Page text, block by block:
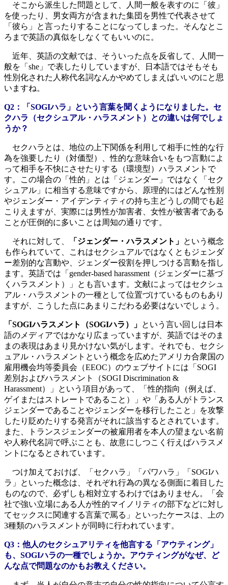
そこから派生した問題として、人間一般を表すのに「彼」
を使ったり、男女両方が含まれた集団を男性で代表させて
「彼ら」と言ったりすることになってしまった。そんなとこ
ろまで英語の真似をしなくてもいいのに。
近年、英語の文献では、そういった点を反省して、人間一
般を「she」で表したりしていますが、日本語ではそもそも
性別化された人称代名詞なんかやめてしまえばいいのにと思
いますね。
Q2：「SOGIハラ」という言葉を聞くようになりました。セ
クハラ（セクシュアル・ハラスメント）との違いは何でしょ
うか？
セクハラとは、地位の上下関係を利用して相手に性的な行
為を強要したり（対価型）、性的な意味合いをもつ言動によ
って相手を不快にさせたりする（環境型）ハラスメントで
す。この場合の「性的」とは「ジェンダー」ではなく「セク
シュアル」に相当する意味ですから、原理的にはどんな性別
やジェンダー・アイデンティティの持ち主どうしの間でも起
こりえますが、実際には男性が加害者、女性が被害者である
ことが圧倒的に多いことは周知の通りです。
それに対して、 「ジェンダー・ハラスメント」 という概念
も作られていて、これはセクシュアルではなくともジェンダ
ー差別的な言動や、ジェンダー役割を押しつける言動を指し
ます。英語では「gender-based harassment（ジェンダーに基づ
くハラスメント）」とも言います。文献によってはセクシュ
アル・ハラスメントの一種として位置づけているものもあり
ますが、こうした点にあまりこだわる必要はないでしょう。
「SOGIハラスメント（SOGIハラ）」 という言い回しは日本
語のメディアではかなり広まっていますが、英語ではそのま
まの表現はあまり見かけない気がします。それでも、セクシ
ュアル・ハラスメントという概念を広めたアメリカ合衆国の
雇用機会均等委員会（EEOC）のウェブサイトには「SOGI
差別およびハラスメント（SOGI Discrimination &
Harassment）」という項目があって、「性的指向（例えば、
ゲイまたはストレートであること）」や「ある人がトランス
ジェンダーであることやジェンダーを移行したこと」を攻撃
したり貶めたりする発言がそれに該当するとされています。
また、トランスジェンダーの被雇用者を本人の望まない名前
や人称代名詞で呼ぶことも、故意にしつこく行えばハラスメ
ントになるとされています。
つけ加えておけば、「セクハラ」「パワハラ」「SOGIハ
ラ」といった概念は、それぞれ行為の異なる側面に着目した
ものなので、必ずしも相対立するわけではありません。「会
社で強い立場にある人が性的マイノリティの部下などに対し
てセックスに関連する言葉で罵る」といったケースは、上の
3種類のハラスメントが同時に行われています。
Q3：他人のセクシュアリティを他言する「アウティング」
も、SOGIハラの一種でしょうか。アウティングがなぜ、ど
んな点で問題なのかもお教えください。